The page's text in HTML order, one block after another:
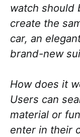
watch should
create the
car, an
brand-new
How does it
Users can
material or
enter in their